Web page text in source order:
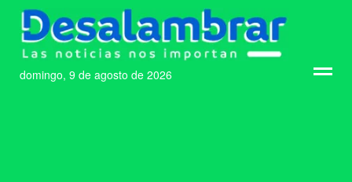
domingo, 9 de agosto de 2026